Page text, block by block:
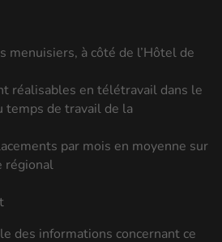
menuisiers, à côté de l’Hôtel de
réalisables en télétravail dans le
temps de travail de la
par mois en moyenne sur
régional
des informations concernant ce